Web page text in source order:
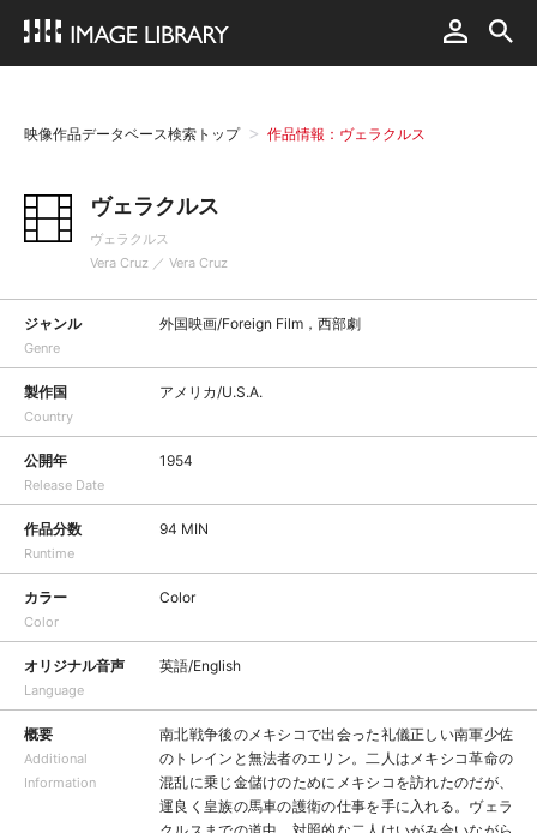
映像作品データベース検索トップ 作品情報：ヴェラクルス
ヴェラクルス
ヴェラクルス
Vera Cruz ／ Vera Cruz
ジャンル
Genre
外国映画/Foreign Film，西部劇
製作国
Country
アメリカ/U.S.A.
公開年
Release Date
1954
作品分数
Runtime
94 MIN
カラー
Color
Color
オリジナル音声
Language
英語/English
概要
Additional
Information
南北戦争後のメキシコで出会った礼儀正しい南軍少佐
のトレインと無法者のエリン。二人はメキシコ革命の
混乱に乗じ金儲けのためにメキシコを訪れたのだが、
運良く皇族の馬車の護衛の仕事を手に入れる。ヴェラ